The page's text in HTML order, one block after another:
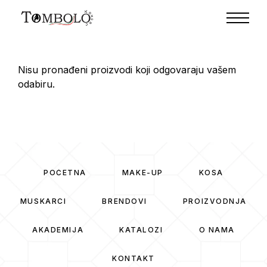
Nisu pronađeni proizvodi koji odgovaraju vašem
odabiru.
POČETNA MAKE-UP KOSA
MUSKARCI BRENDOVI PROIZVODNJA
AKADEMIJA KATALOZI O NAMA
KONTAKT